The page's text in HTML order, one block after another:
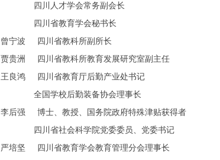
四川人才学会常务副会长
四川省教育学会秘书长
曾宁波 四川省教科所副所长
贾贵洲 四川省教科所教育发展研究室副主任
王良鸿 四川省教育厅后勤产业处书记
全国学校后勤装备协会理事长
李后强 博士、教授、国务院政府特殊津贴获得者
四川省社会科学院党委委员、党委书记
严培坚 四川省教育学会教育管理分会理事长